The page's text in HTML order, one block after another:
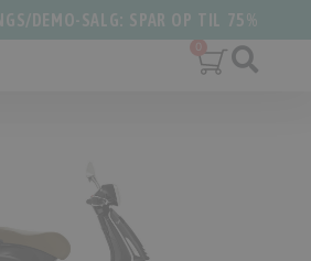
DEMO-SALG: SPAR OP TIL 75%